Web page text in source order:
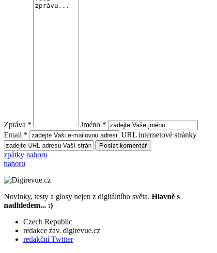
Zpráva *
Jméno *
Email *
URL internetové stránky
zpátky nahoru
nahoru
Novinky, testy a glosy nejen z digitálního světa. Hlavně s
nadhledem... :)
Czech Republic
redakce zav. digirevue.cz
redakční Twitter